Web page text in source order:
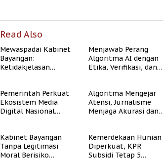
Read Also
Mewaspadai Kabinet
Bayangan:
Ketidakjelasan
Menjawab Perang
Algoritma AI dengan
Etika, Verifikasi, dan
Pemerintah Perkuat
Ekosistem Media
Digital Nasional
Algoritma Mengejar
Atensi, Jurnalisme
Menjaga Akurasi dan
Kabinet Bayangan
Tanpa Legitimasi
Moral Berisiko
Kemerdekaan Hunian
Diperkuat, KPR
Subsidi Tetap 5